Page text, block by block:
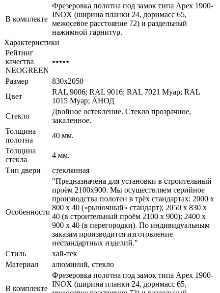
В комплекте
Фрезеровка полотна под замок типа Apex 1900-
INOX (ширина планки 24, дорнмасс 65,
межосевое расстояние 72) и раздельный
нажимной гарнитур.
Характеристики
Рейтинг
качества
NEOGREEN
⭑⭑⭑⭑⭑
Размер
830x2050
Цвет
RAL 9006; RAL 9016; RAL 7021 Муар; RAL
1015 Муар; АНОД
Стекло
Двойное остекление. Стекло прозрачное,
закаленное.
Толщина
полотна
40 мм.
Толщина
стекла
4 мм.
Тип двери
стеклянная
Особенности
"Предназначена для установки в строительный
проём 2100х900. Мы осуществляем серийное
производства полотен в трёх стандартах: 2000 х
800 х 40 («рыночный» стандарт); 2050 х 830 х
40 (в строительный проём 2100 х 900); 2400 х
900 х 40 (в перегородки). По индивидуальным
заказам производится изготовление
нестандартных изделий."
Стиль
хай-тек
Материал
алюминий, стекло
В комплекте
Фрезеровка полотна под замок типа Apex 1900-
INOX (ширина планки 24, дорнмасс 65,